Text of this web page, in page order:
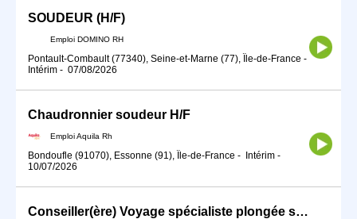
SOUDEUR (H/F)
Emploi DOMINO RH
Pontault-Combault (77340), Seine-et-Marne (77), Île-de-France -
Intérim - 07/08/2026
Chaudronnier soudeur H/F
Emploi Aquila Rh
Bondoufle (91070), Essonne (91), Île-de-France - Intérim -
10/07/2026
Conseiller(ère) Voyage spécialiste plongée sous-marine (H/F)